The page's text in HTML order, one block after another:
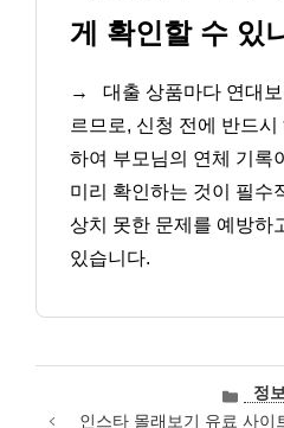
게 확인할 수 있
→
대출 상품마다 연대
르므로, 신청 전에 반드시
하여 부모님의 연체 기록
미리 확인하는 것이 필수
상치 못한 문제를 예방하
있습니다.
카
테
정
인스타 몰래보기 유료 사